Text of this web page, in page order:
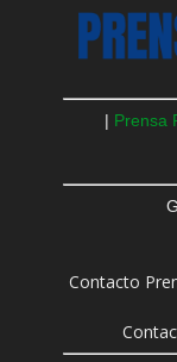
| Prensa
Contacto